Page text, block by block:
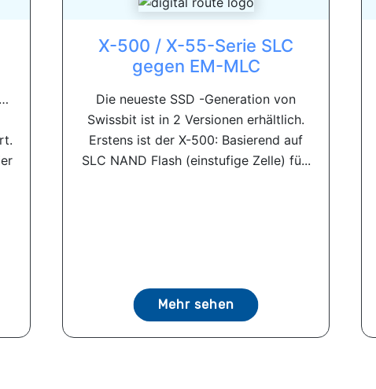
X-500 / X-55-Serie SLC
gegen EM-MLC
Die neueste SSD -Generation von
Swissbit ist in 2 Versionen erhältlich.
Erstens ist der X-500: Basierend auf
SLC NAND Flash (einstufige Zelle) fü...
Mehr sehen